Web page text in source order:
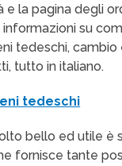
e la pagina degli
su
tedeschi, cambio
tutto in italiano.
tedeschi
bello ed utile è
fornisce tante